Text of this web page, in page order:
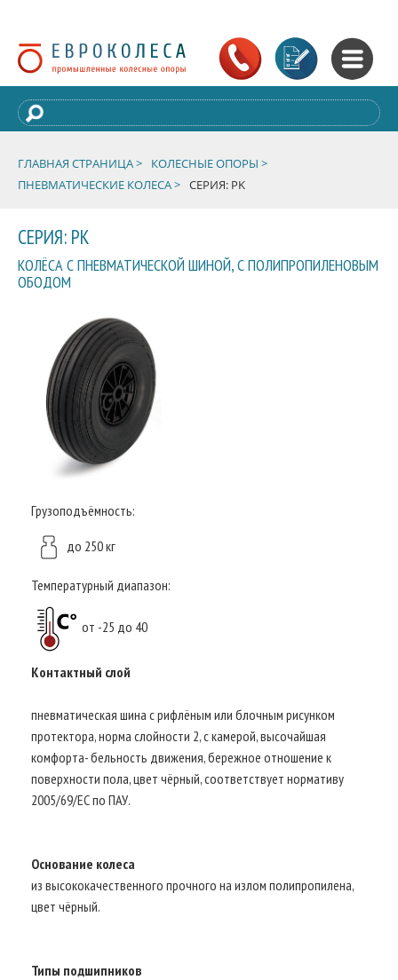
ГЛАВНАЯ СТРАНИЦА >
КОЛЕСНЫЕ ОПОРЫ >
ПНЕВМАТИЧЕСКИЕ КОЛЕСА > СЕРИЯ: PK
СЕРИЯ: PK
КОЛЁСА С ПНЕВМАТИЧЕСКОЙ ШИНОЙ, С ПОЛИПРОПИЛЕНОВЫМ
ОБОДОМ
Грузоподъёмность:
до 250 кг
Температурный диапазон:
от -25 до 40
Контактный слой
пневматическая шина с рифлёным или блочным рисунком
протектора, норма слойности 2, с камерой, высочайшая
комфорта- бельность движения, бережное отношение к
поверхности пола, цвет чёрный, соответствует нормативу
2005/69/ЕС по ПАУ.
Основание колеса
из высококачественного прочного на излом полипропилена,
цвет чёрный.
Типы подшипников